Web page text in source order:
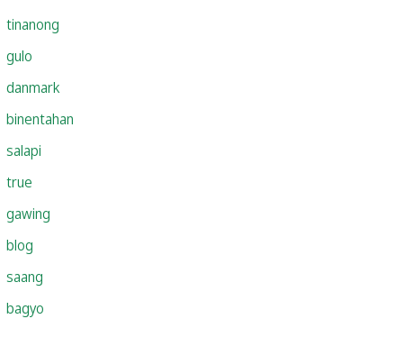
tinanong
gulo
danmark
binentahan
salapi
true
gawing
blog
saang
bagyo